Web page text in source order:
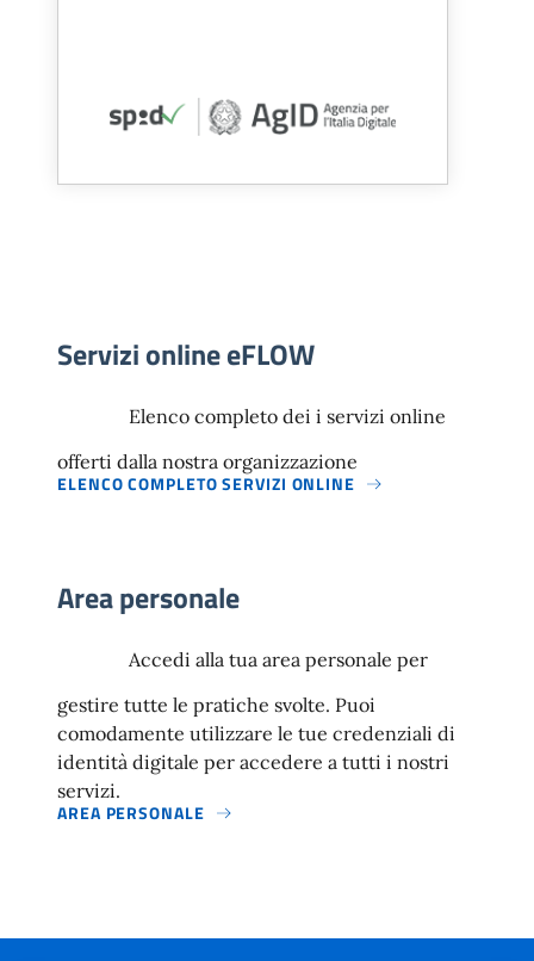
Servizi online eFLOW
Elenco completo dei i servizi online
offerti dalla nostra organizzazione
ELENCO COMPLETO SERVIZI ONLINE
Area personale
Accedi alla tua area personale per
gestire tutte le pratiche svolte. Puoi
comodamente utilizzare le tue credenziali di
identità digitale per accedere a tutti i nostri
servizi.
AREA PERSONALE